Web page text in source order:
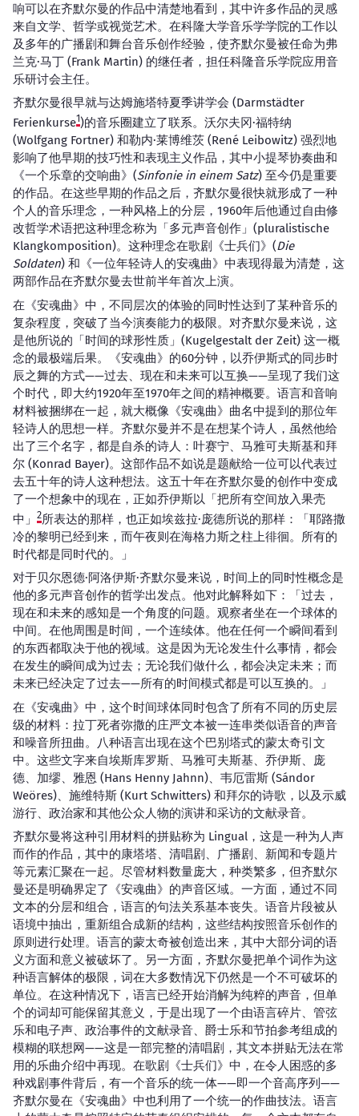
响可以在齐默尔曼的作品中清楚地看到，其中许多作品的灵感
来自文学、哲学或视觉艺术。在科隆大学音乐学学院的工作以
及多年的广播剧和舞台音乐创作经验，使齐默尔曼被任命为弗
兰克·马丁 (Frank Martin) 的继任者，担任科隆音乐学院应用音
乐研讨会主任。
齐默尔曼很早就与达姆施塔特夏季讲学会 (Darmstädter
Ferienkurse1)的音乐圈建立了联系。沃尔夫冈·福特纳
(Wolfgang Fortner) 和勒内·莱博维茨 (René Leibowitz) 强烈地
影响了他早期的技巧性和表现主义作品，其中小提琴协奏曲和
《一个乐章的交响曲》(Sinfonie in einem Satz) 至今仍是重要
的作品。在这些早期的作品之后，齐默尔曼很快就形成了一种
个人的音乐理念，一种风格上的分层，1960年后他通过自由修
改哲学术语把这种理念称为「多元声音创作」(pluralistische
Klangkomposition)。这种理念在歌剧《士兵们》(Die
Soldaten) 和《一位年轻诗人的安魂曲》中表现得最为清楚，这
两部作品在齐默尔曼去世前半年首次上演。
在《安魂曲》中，不同层次的体验的同时性达到了某种音乐的
复杂程度，突破了当今演奏能力的极限。对齐默尔曼来说，这
是他所说的「时间的球形性质」(Kugelgestalt der Zeit) 这一概
念的最极端后果。《安魂曲》的60分钟，以乔伊斯式的同步时
辰之舞的方式——过去、现在和未来可以互换——呈现了我们这
个时代，即大约1920年至1970年之间的精神概要。语言和音响
材料被捆绑在一起，就大概像《安魂曲》曲名中提到的那位年
轻诗人的思想一样。齐默尔曼并不是在想某个诗人，虽然他给
出了三个名字，都是自杀的诗人：叶赛宁、马雅可夫斯基和拜
尔 (Konrad Bayer)。这部作品不如说是题献给一位可以代表过
去五十年的诗人这种想法。这五十年在齐默尔曼的创作中变成
了一个想象中的现在，正如乔伊斯以「把所有空间放入果壳
中」 2所表达的那样，也正如埃兹拉·庞德所说的那样：「耶路撒
冷的黎明已经到来，而午夜则在海格力斯之柱上徘徊。所有的
时代都是同时代的。」
对于贝尔恩德·阿洛伊斯·齐默尔曼来说，时间上的同时性概念是
他的多元声音创作的哲学出发点。他对此解释如下：「过去，
现在和未来的感知是一个角度的问题。观察者坐在一个球体的
中间。在他周围是时间，一个连续体。他在任何一个瞬间看到
的东西都取决于他的视域。这是因为无论发生什么事情，都会
在发生的瞬间成为过去；无论我们做什么，都会决定未来；而
未来已经决定了过去——所有的时间模式都是可以互换的。」
在《安魂曲》中，这个时间球体同时包含了所有不同的历史层
级的材料：拉丁死者弥撒的庄严文本被一连串类似语音的声音
和噪音所扭曲。八种语言出现在这个巴别塔式的蒙太奇引文
中。这些文字来自埃斯库罗斯、马雅可夫斯基、乔伊斯、庞
德、加缪、雅恩 (Hans Henny Jahnn)、韦厄雷斯 (Sándor
Weöres)、施维特斯 (Kurt Schwitters) 和拜尔的诗歌，以及示威
游行、政治家和其他公众人物的演讲和采访的文献录音。
齐默尔曼将这种引用材料的拼贴称为 Lingual，这是一种为人声
而作的作品，其中的康塔塔、清唱剧、广播剧、新闻和专题片
等元素汇聚在一起。尽管材料数量庞大，种类繁多，但齐默尔
曼还是明确界定了《安魂曲》的声音区域。一方面，通过不同
文本的分层和组合，语言的句法关系基本丧失。语音片段被从
语境中抽出，重新组合成新的结构，这些结构按照音乐创作的
原则进行处理。语言的蒙太奇被创造出来，其中大部分词的语
义方面和意义被破坏了。另一方面，齐默尔曼把单个词作为这
种语言解体的极限，词在大多数情况下仍然是一个不可破坏的
单位。在这种情况下，语言已经开始消解为纯粹的声音，但单
个的词却可能保留其意义，于是出现了一个由语言碎片、管弦
乐和电子声、政治事件的文献录音、爵士乐和节拍参考组成的
模糊的联想网——这是一部完整的清唱剧，其文本拼贴无法在常
用的乐曲介绍中再现。在歌剧《士兵们》中，在令人困惑的多
种戏剧事件背后，有一个音乐的统一体——即一个音高序列——
齐默尔曼在《安魂曲》中也利用了一个统一的作曲技法。语言